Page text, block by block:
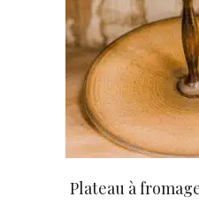
AJOUTER
Plateau à